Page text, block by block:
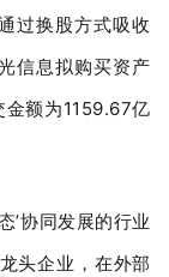
过换股方式吸收
信息拟购买资产
金额为1159.67亿
’协同发展的行业
头企业，在外部